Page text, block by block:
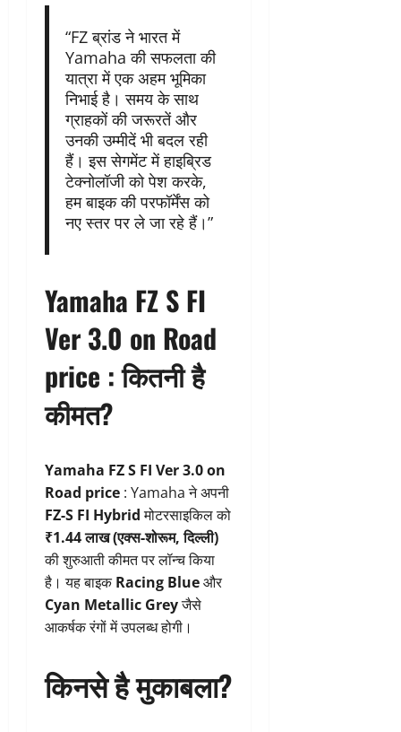
“FZ ब्रांड ने भारत में
Yamaha की सफलता की
यात्रा में एक अहम भूमिका
निभाई है। समय के साथ
ग्राहकों की जरूरतें और
उनकी उम्मीदें भी बदल रही
हैं। इस सेगमेंट में हाइब्रिड
टेक्नोलॉजी को पेश करके,
हम बाइक की परफॉर्मेंस को
नए स्तर पर ले जा रहे हैं।”
Yamaha FZ S FI
Ver 3.0 on Road
price :कितनी है
कीमत?
Yamaha FZ S FI Ver 3.0 on
Road price : Yamaha ने अपनी
FZ-S FI Hybridमोटरसाइकिल को
₹1.44 लाख (एक्स-शोरूम, दिल्ली)
की शुरुआती कीमत पर लॉन्च किया
है। यह बाइकRacing Blueऔर
Cyan Metallic Greyजैसे
आकर्षक रंगों में उपलब्ध होगी।
किनसे है मुकाबला?